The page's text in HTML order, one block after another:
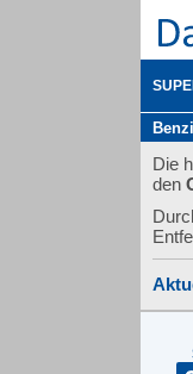
Die
den